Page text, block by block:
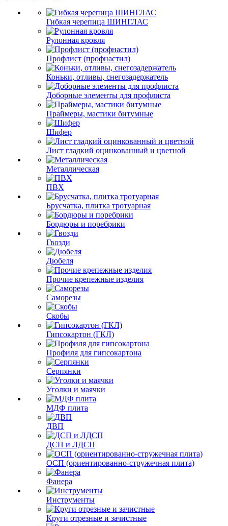
Гибкая черепица ШИНГЛАС
Рулонная кровля
Профлист (профнастил)
Коньки, отливы, снегозадержатель
Доборные элементы для профлиста
Праймеры, мастики битумные
Шифер
Лист гладкий оцинкованный и цветной
Металлическая
ПВХ
Брусчатка, плитка тротуарная
Бордюры и поребрики
Гвозди
Дюбеля
Прочие крепежные изделия
Саморезы
Скобы
Гипсокартон (ГКЛ)
Профиля для гипсокартона
Серпянки
Уголки и маячки
МДФ плита
ДВП
ДСП и ЛДСП
ОСП (ориентированно-стружечная плита)
Фанера
Инструменты
Круги отрезные и зачистные